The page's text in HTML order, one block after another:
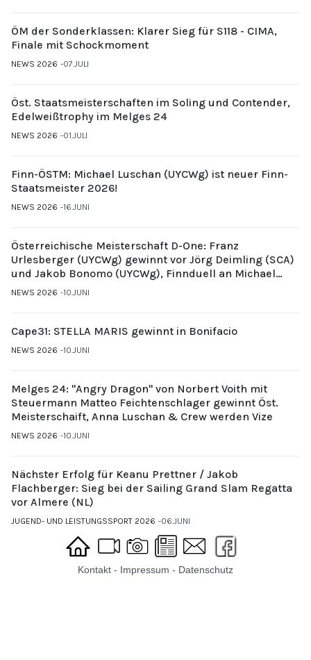
ÖM der Sonderklassen: Klarer Sieg für S118 - CIMA,
Finale mit Schockmoment
NEWS 2026 07.JULI
Öst. Staatsmeisterschaften im Soling und Contender,
Edelweißtrophy im Melges 24
NEWS 2026 01.JULI
Finn-ÖSTM: Michael Luschan (UYCWg) ist neuer Finn-
Staatsmeister 2026!
NEWS 2026 16.JUNI
Österreichische Meisterschaft D-One: Franz
Urlesberger (UYCWg) gewinnt vor Jörg Deimling (SCA)
und Jakob Bonomo (UYCWg), Finnduell an Michael
Gubi (UYCMo)
NEWS 2026 10.JUNI
Cape31: STELLA MARIS gewinnt in Bonifacio
NEWS 2026 10.JUNI
Melges 24: "Angry Dragon" von Norbert Voith mit
Steuermann Matteo Feichtenschlager gewinnt Öst.
Meisterschaift, Anna Luschan & Crew werden Vize
NEWS 2026 10.JUNI
Nächster Erfolg für Keanu Prettner / Jakob
Flachberger: Sieg bei der Sailing Grand Slam Regatta
vor Almere (NL)
JUGEND- UND LEISTUNGSSPORT 2026 06.JUNI
Kontakt - Impressum - Datenschutz